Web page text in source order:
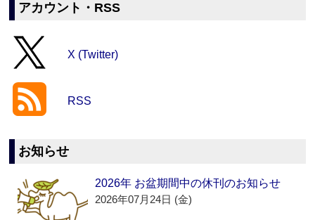
アカウント・RSS
X (Twitter)
RSS
お知らせ
2026年 お盆期間中の休刊のお知らせ
2026年07月24日 (金)